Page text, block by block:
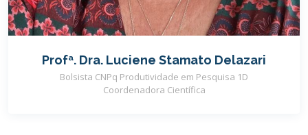
Profª. Dra. Luciene Stamato Delazari
Bolsista CNPq Produtividade em Pesquisa 1D
Coordenadora Científica